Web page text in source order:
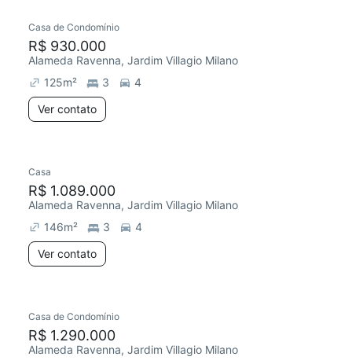
Casa de Condomínio
R$ 930.000
Alameda Ravenna, Jardim Villagio Milano
125m² 3
4
Ver contato
Chegou este mês
Casa
R$ 1.089.000
Alameda Ravenna, Jardim Villagio Milano
146m² 3
4
Ver contato
Chegou este mês
Casa de Condomínio
R$ 1.290.000
Alameda Ravenna, Jardim Villagio Milano